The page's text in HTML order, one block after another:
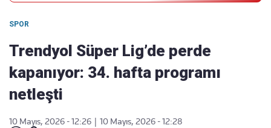
SPOR
Trendyol Süper Lig’de perde
kapanıyor: 34. hafta programı
netleşti
10 Mayıs, 2026 - 12:26
10 Mayıs, 2026 - 12:28